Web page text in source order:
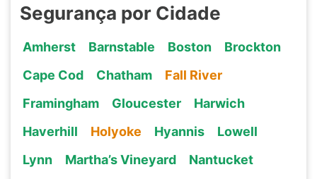
Segurança por Cidade
Amherst Barnstable Boston
Brockton
Cape Cod
Chatham
Fall River
Framingham
Gloucester
Harwich
Haverhill
Holyoke Hyannis
Lowell
Lynn
Martha’s Vineyard
Nantucket